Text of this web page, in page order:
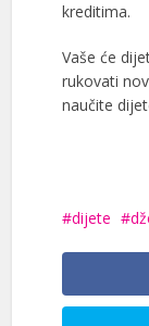
kreditima.
Vaše će
rukovati
naučite
dijete